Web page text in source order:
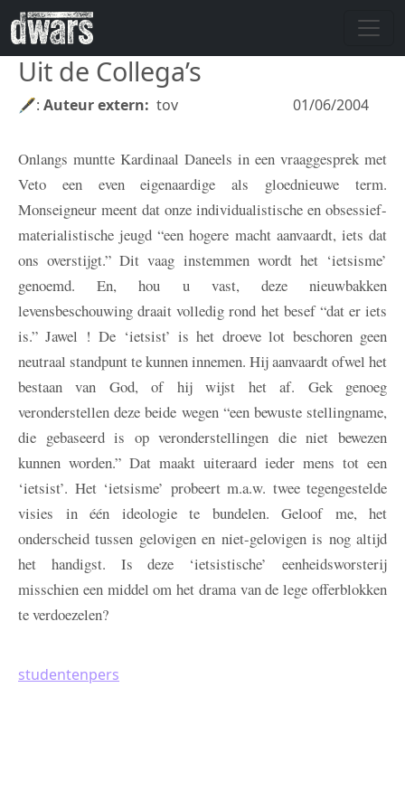
Overslaan en naar de inhoud gaan
Uit de Collega’s
01/06/2004
🖋: Auteur extern tov
Onlangs muntte Kardinaal Daneels in een vraaggesprek met
Veto een even eigenaardige als gloednieuwe term.
Monseigneur meent dat onze individualistische en obsessief-
materialistische jeugd “een hogere macht aanvaardt, iets dat
ons overstijgt.” Dit vaag instemmen wordt het ‘ietsisme’
genoemd. En, hou u vast, deze nieuwbakken
levensbeschouwing draait volledig rond het besef “dat er iets
is.” Jawel ! De ‘ietsist’ is het droeve lot beschoren geen
neutraal standpunt te kunnen innemen. Hij aanvaardt ofwel het
bestaan van God, of hij wijst het af. Gek genoeg
veronderstellen deze beide wegen “een bewuste stellingname,
die gebaseerd is op veronderstellingen die niet bewezen
kunnen worden.” Dat maakt uiteraard ieder mens tot een
‘ietsist’. Het ‘ietsisme’ probeert m.a.w. twee tegengestelde
visies in één ideologie te bundelen. Geloof me, het
onderscheid tussen gelovigen en niet-gelovigen is nog altijd
het handigst. Is deze ‘ietsistische’ eenheidsworsterij
misschien een middel om het drama van de lege offerblokken
te verdoezelen?
studentenpers